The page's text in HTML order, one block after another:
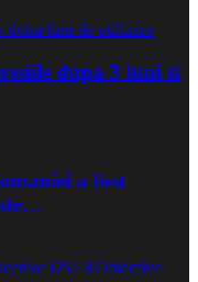
dupa 3 luni si
a fost
DSLRObiective